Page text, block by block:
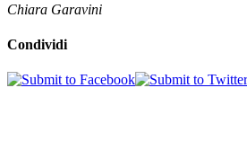
Chiara Garavini
Condividi